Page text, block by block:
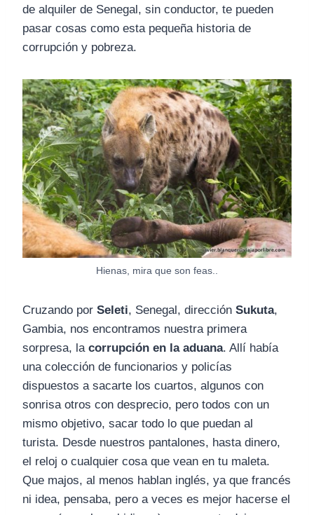
de alquiler de Senegal, sin conductor, te pueden
pasar cosas como esta pequeña historia de
corrupción y pobreza.
Hienas, mira que son feas..
Cruzando por Seleti, Senegal, dirección Sukuta,
Gambia, nos encontramos nuestra primera
sorpresa, la corrupción en la aduana. Allí había
una colección de funcionarios y policías
dispuestos a sacarte los cuartos, algunos con
sonrisa otros con desprecio, pero todos con un
mismo objetivo, sacar todo lo que puedan al
turista. Desde nuestros pantalones, hasta dinero,
el reloj o cualquier cosa que vean en tu maleta.
Que majos, al menos hablan inglés, ya que francés
ni idea, pensaba, pero a veces es mejor hacerse el